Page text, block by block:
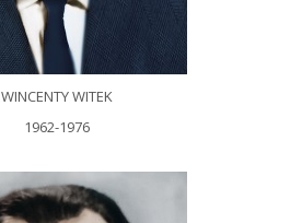
WINCENTY WITEK
1962-1976